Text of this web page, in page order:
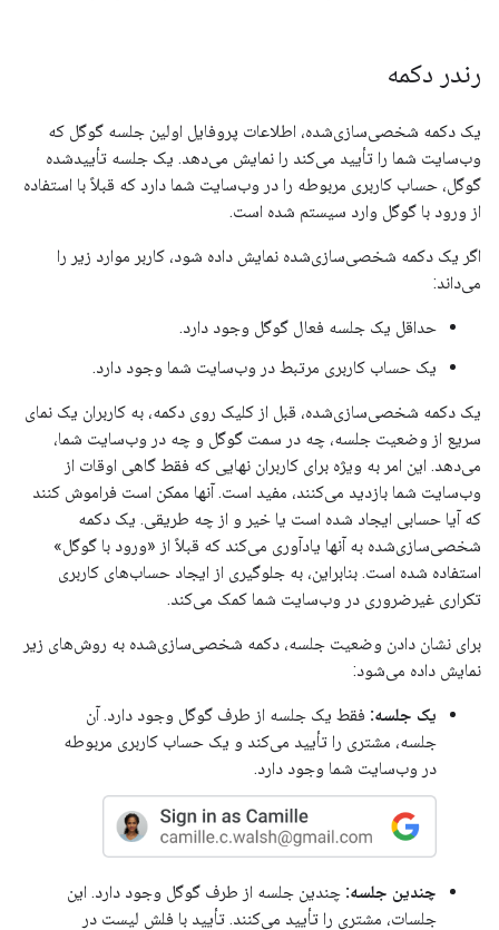
رندر دکمه
یک دکمه شخصی‌سازی‌شده، اطلاعات پروفایل اولین جلسه گوگل که
وب‌سایت شما را تأیید می‌کند را نمایش می‌دهد. یک جلسه تأییدشده
گوگل، حساب کاربری مربوطه را در وب‌سایت شما دارد که قبلاً با استفاده
از ورود با گوگل وارد سیستم شده است.
اگر یک دکمه شخصی‌سازی‌شده نمایش داده شود، کاربر موارد زیر را
می‌داند:
حداقل یک جلسه فعال گوگل وجود دارد.
یک حساب کاربری مرتبط در وب‌سایت شما وجود دارد.
یک دکمه شخصی‌سازی‌شده، قبل از کلیک روی دکمه، به کاربران یک نمای
سریع از وضعیت جلسه، چه در سمت گوگل و چه در وب‌سایت شما،
می‌دهد. این امر به ویژه برای کاربران نهایی که فقط گاهی اوقات از
وب‌سایت شما بازدید می‌کنند، مفید است. آنها ممکن است فراموش کنند
که آیا حسابی ایجاد شده است یا خیر و از چه طریقی. یک دکمه
شخصی‌سازی‌شده به آنها یادآوری می‌کند که قبلاً از «ورود با گوگل»
استفاده شده است. بنابراین، به جلوگیری از ایجاد حساب‌های کاربری
تکراری غیرضروری در وب‌سایت شما کمک می‌کند.
برای نشان دادن وضعیت جلسه، دکمه شخصی‌سازی‌شده به روش‌های زیر
نمایش داده می‌شود:
یک جلسه: فقط یک جلسه از طرف گوگل وجود دارد. آن
جلسه، مشتری را تأیید می‌کند و یک حساب کاربری مربوطه
در وب‌سایت شما وجود دارد.
چندین جلسه: چندین جلسه از طرف گوگل وجود دارد. این
جلسات، مشتری را تأیید می‌کنند. تأیید با فلش لیست در